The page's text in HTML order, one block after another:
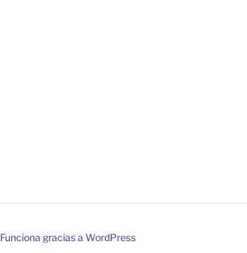
Funciona gracias a WordPress